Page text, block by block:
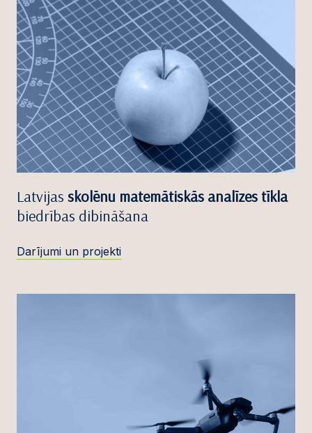
Latvijas skolēnu matemātiskās analīzes tīkla
biedrības dibināšana
Darījumi un projekti